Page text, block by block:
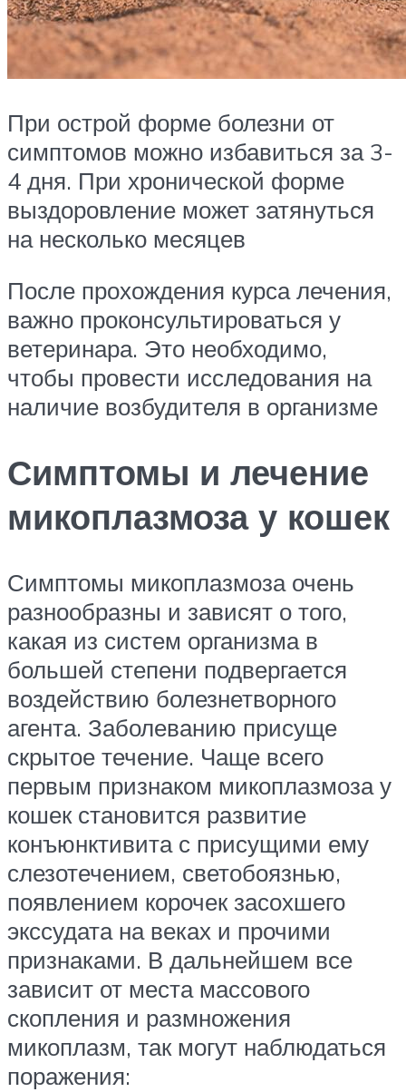
При острой форме болезни от
симптомов можно избавиться за 3-
4 дня. При хронической форме
выздоровление может затянуться
на несколько месяцев
После прохождения курса лечения,
важно проконсультироваться у
ветеринара. Это необходимо,
чтобы провести исследования на
наличие возбудителя в организме
Симптомы и лечение
микоплазмоза у кошек
Симптомы микоплазмоза очень
разнообразны и зависят о того,
какая из систем организма в
большей степени подвергается
воздействию болезнетворного
агента. Заболеванию присуще
скрытое течение. Чаще всего
первым признаком микоплазмоза у
кошек становится развитие
конъюнктивита с присущими ему
слезотечением, светобоязнью,
появлением корочек засохшего
экссудата на веках и прочими
признаками. В дальнейшем все
зависит от места массового
скопления и размножения
микоплазм, так могут наблюдаться
поражения: